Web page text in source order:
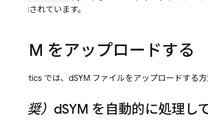
納されています。
SYM をアップロードする
Crashlytics では、dSYM ファイルをアップロードする
（推奨） dSYM を自動的に処理し